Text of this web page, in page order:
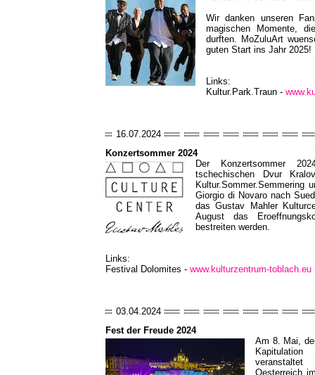
Wir danken unseren
magischen Momente,
durften. MoZuluArt
guten Start ins Jahr 2025!
Links:
Kultur.Park.Traun -
16.07.2024
Konzertsommer 2024
Der Konzertsommer
tschechischen Dvur
Kultur.Sommer.Semmering
Giorgio di Novaro nach
das Gustav Mahler
August das
bestreiten werden.
Links:
Festival Dolomites - www.kulturzentrum-toblach.eu
03.04.2024
Fest der Freude 2024
Am 8. Mai,
Oesterreich